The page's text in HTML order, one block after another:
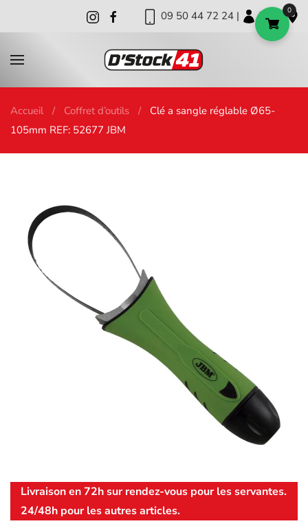
09 50 44 72 24 | | |
Accueil Coffret d’outils
Clé a sangle réglable Ø65-
105mm REF: 52677 JBM
Livraison en 72h sur rendez-vous pour les servantes.
24/48h pour les autres articles.
0